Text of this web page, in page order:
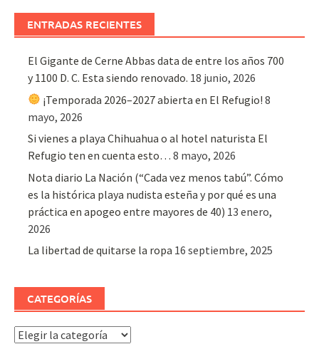
ENTRADAS RECIENTES
El Gigante de Cerne Abbas data de entre los años 700
y 1100 D. C. Esta siendo renovado. 18 junio, 2026
¡Temporada 2026–2027 abierta en El Refugio! 8
mayo, 2026
Si vienes a playa Chihuahua o al hotel naturista El
Refugio ten en cuenta esto… 8 mayo, 2026
Nota diario La Nación (“Cada vez menos tabú”. Cómo
es la histórica playa nudista esteña y por qué es una
práctica en apogeo entre mayores de 40) 13 enero,
2026
La libertad de quitarse la ropa 16 septiembre, 2025
CATEGORÍAS
Categorías